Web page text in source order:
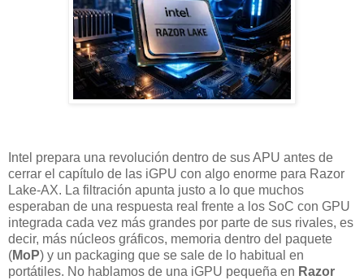
Intel prepara una revolución dentro de sus APU antes de
cerrar el capítulo de las iGPU con algo enorme para Razor
Lake-AX. La filtración apunta justo a lo que muchos
esperaban de una respuesta real frente a los SoC con GPU
integrada cada vez más grandes por parte de sus rivales, es
decir, más núcleos gráficos, memoria dentro del paquete
(MoP) y un packaging que se sale de lo habitual en
portátiles. No hablamos de una iGPU pequeña en Razor